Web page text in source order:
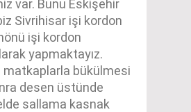
var. Bunu Eskişehir
Sivrihisar işi kordon
işi kordon
yapmaktayız.
matkaplarla bükülmesi
desen üstünde
sallama kasnak